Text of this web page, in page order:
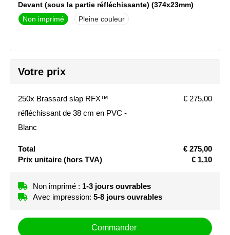
Senator
Stanley
Stilolinea
STORMaxi
Swiss Peak
The One Towelling
Victorinox
Devant (sous la partie réfléchissante) (374x23mm)
Non imprimé
Pleine couleur
Votre prix
250x Brassard slap RFX™
réfléchissant de 38 cm en PVC -
Blanc
€ 275,00
Total
€ 275,00
Prix unitaire (hors TVA) € 1,10
Non imprimé : 1-3 jours ouvrables
Avec impression: 5-8 jours ouvrables
Commander